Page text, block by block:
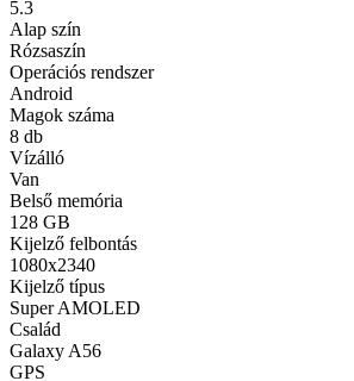
5.3
Alap szín
Rózsaszín
Operációs rendszer
Android
Magok száma
8 db
Vízálló
Van
Belső memória
128 GB
Kijelző felbontás
1080x2340
Kijelző típus
Super AMOLED
Család
Galaxy A56
GPS